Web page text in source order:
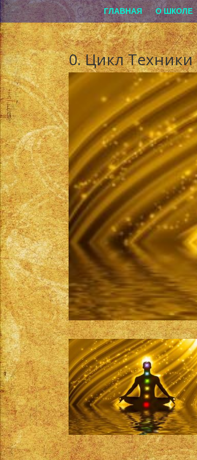
ГЛАВНАЯ О ШКОЛЕ
0. Цикл